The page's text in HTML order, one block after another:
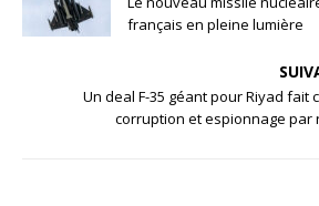
français en pleine lumière
Un deal F-35 géant pour Riyad fait
corruption et espionnage par